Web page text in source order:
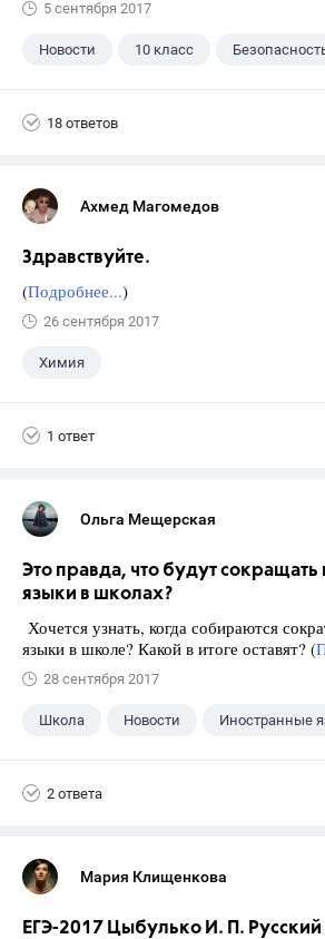
5 сентября 2017
Новости 10 класс
18 ответов
Ахмед Магомедов
Здравствуйте.
(Подробнее...)
26 сентября 2017
Химия
1 ответ
Ольга Мещерская
Это правда, что будут
языки в школах?
Хочется узнать, когда собираются
языки в школе? Какой в итоге оставят? (
28 сентября 2017
Школа Новости Иностранные
2 ответа
Мария Клищенкова
ЕГЭ-2017 Цыбулько И. П. Русский